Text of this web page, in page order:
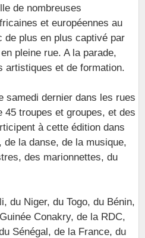
de nombreuses
et européennes au
de plus en plus captivé par
pleine rue. A la parade,
artistiques et de formation.
samedi dernier dans les rues
45 troupes et groupes, et des
à cette édition dans
la danse, de la musique,
des marionnettes, du
du Niger, du Togo, du Bénin,
Conakry, de la RDC,
Sénégal, de la France, du